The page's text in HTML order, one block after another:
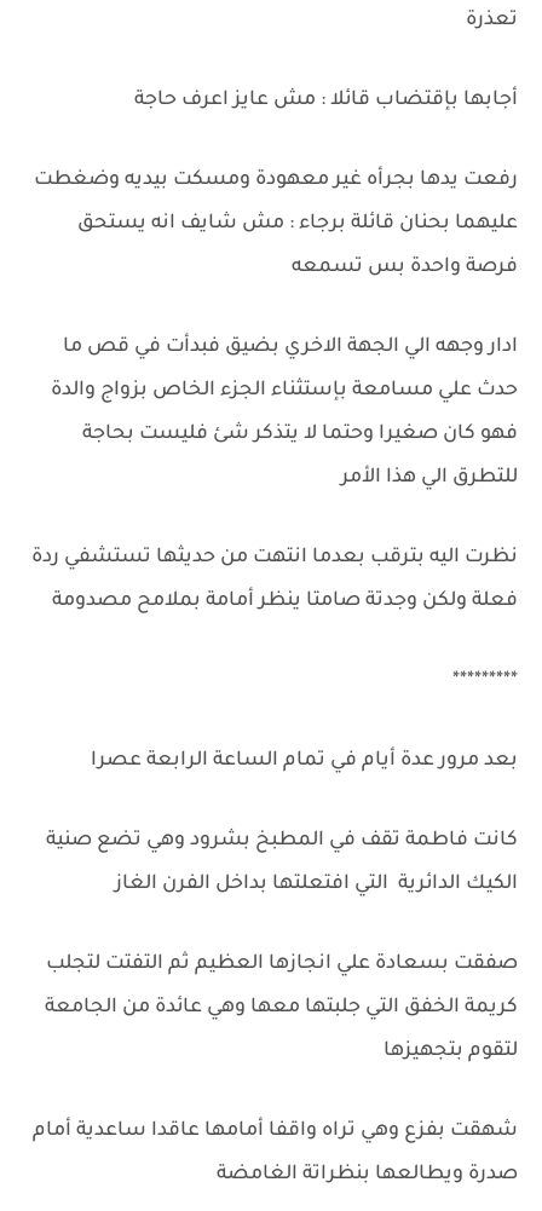
تعذرة
أجابها بإقتضاب قائلا : مش عايز اعرف حاجة
رفعت يدها بجرأه غير معهودة ومسكت بيديه وضغطت
عليهما بحنان قائلة برجاء : مش شايف انه يستحق
فرصة واحدة بس تسمعه
ادار وجهه الي الجهة الاخري بضيق فبدأت في قص ما
حدث علي مسامعة بإستثناء الجزء الخاص بزواج والدة
فهو كان صغيرا وحتما لا يتذكر شئ فليست بحاجة
للتطرق الي هذا الأمر
نظرت اليه بترقب بعدما انتهت من حديثها تستشفي ردة
فعلة ولكن وجدتة صامتا ينظر أمامة بملامح مصدومة
*********
بعد مرور عدة أيام في تمام الساعة الرابعة عصرا
كانت فاطمة تقف في المطبخ بشرود وهي تضع صنية
الكيك الدائرية التي افتعلتها بداخل الفرن الغاز
صفقت بسعادة علي انجازها العظيم ثم التفتت لتجلب
كريمة الخفق التي جلبتها معها وهي عائدة من الجامعة
لتقوم بتجهيزها
شهقت بفزع وهي تراه واقفا أمامها عاقدا ساعدية أمام
صدرة ويطالعها بنظراتة الغامضة